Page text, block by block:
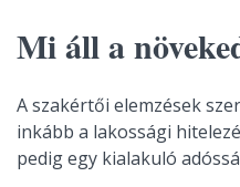
Mi áll a
A szakértői elemzések
inkább a lakossági
pedig egy kialakuló